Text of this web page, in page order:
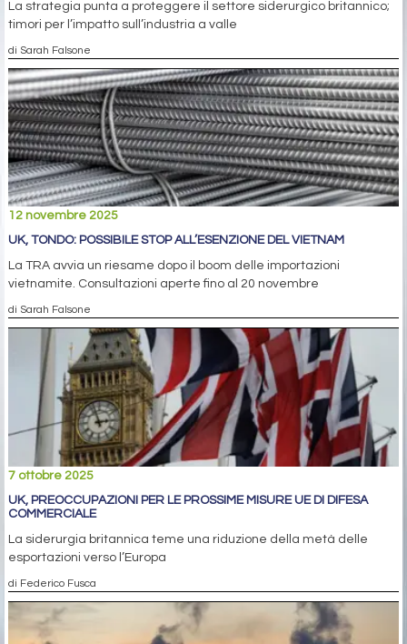
La strategia punta a proteggere il settore siderurgico britannico;
timori per l’impatto sull’industria a valle
di Sarah Falsone
12 novembre 2025
UK, TONDO: POSSIBILE STOP ALL’ESENZIONE DEL VIETNAM
La TRA avvia un riesame dopo il boom delle importazioni
vietnamite. Consultazioni aperte fino al 20 novembre
di Sarah Falsone
7 ottobre 2025
UK, PREOCCUPAZIONI PER LE PROSSIME MISURE UE DI DIFESA
COMMERCIALE
La siderurgia britannica teme una riduzione della metà delle
esportazioni verso l’Europa
di Federico Fusca